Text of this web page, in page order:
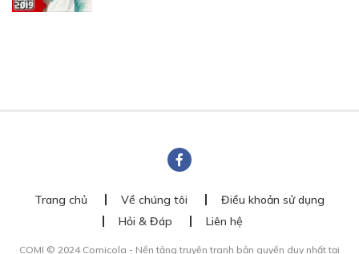
Trang chủ Về chúng tôi
Điều khoản sử dụng
Hỏi & Đáp
Liên hệ
COMI © 2024 Comicola - Nền tảng truyện tranh bản quyền duy nhất tại